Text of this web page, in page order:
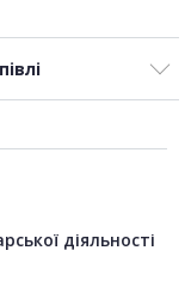
діяльності